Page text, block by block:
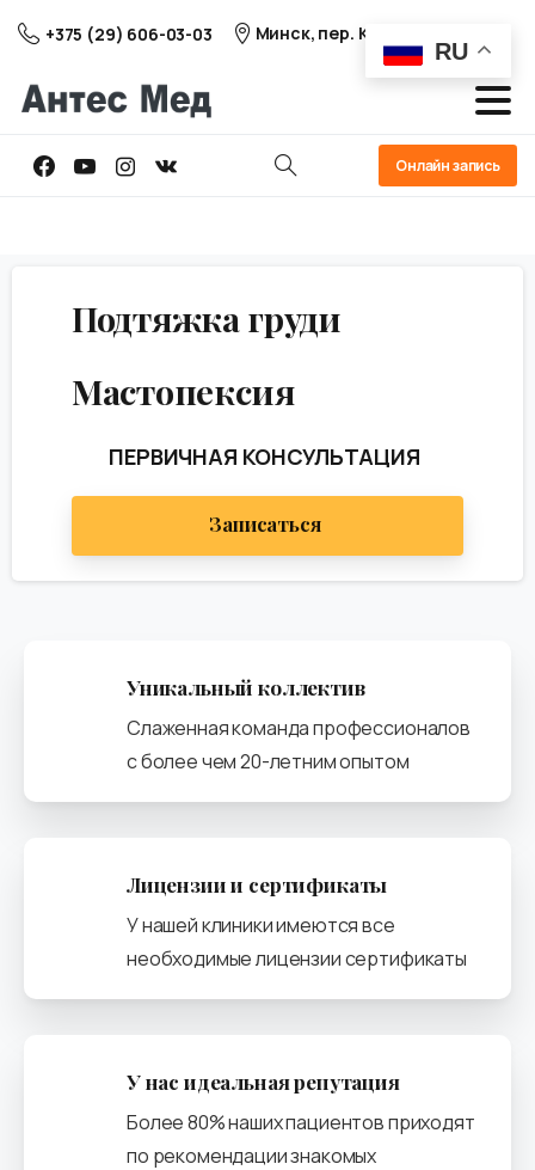
+375 (29) 606-03-03 Минск, пер. Козлова 25
Онлайн запись
Подтяжка груди
Мастопексия
ПЕРВИЧНАЯ КОНСУЛЬТАЦИЯ
Записаться
Уникальный коллектив
Слаженная команда профессионалов
с более чем 20-летним опытом
Лицензии и сертификаты
У нашей клиники имеются все
необходимые лицензии сертификаты
У нас идеальная репутация
Более 80% наших пациентов приходят
по рекомендации знакомых
RU